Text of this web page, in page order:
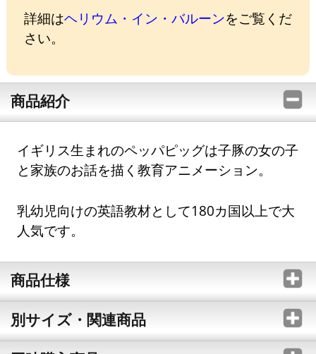
詳細はヘリウム・イン・バルーンをご覧くだ
さい。
商品紹介
イギリス生まれのペッパピッグは子豚の女の子
と家族のお話を描く教育アニメーション。
乳幼児向けの英語教材として180カ国以上で大
人気です。
商品仕様
別サイズ・関連商品